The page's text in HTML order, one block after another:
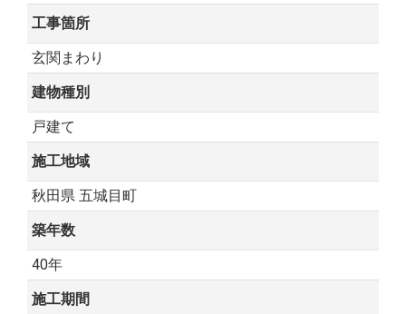
工事箇所
玄関まわり
建物種別
戸建て
施工地域
秋田県 五城目町
築年数
40年
施工期間